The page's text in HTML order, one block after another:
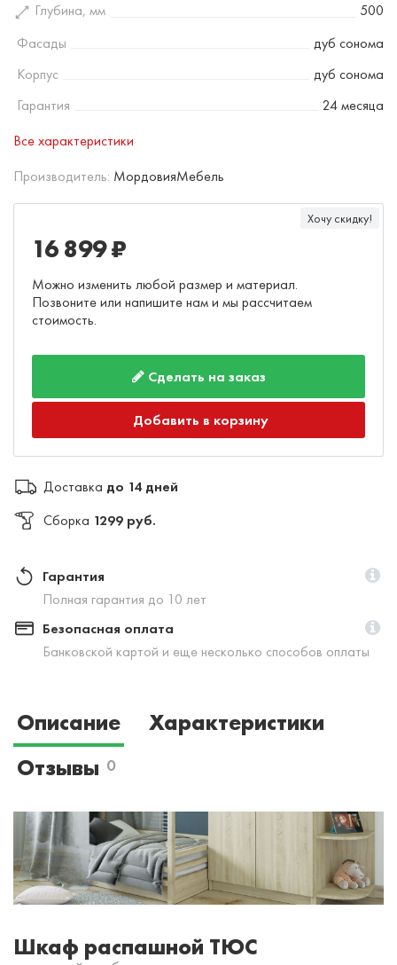
Глубина, мм
500
Фасады
дуб сонома
Корпус
дуб сонома
Гарантия
24 месяца
Все характеристики
Производитель: МордовияМебель
Хочу скидку!
16 899 ₽
Можно изменить любой размер и материал.
Позвоните или напишите нам и мы рассчитаем
стоимость.
Сделать на заказ
Добавить в корзину
Доставка до 14 дней
Сборка 1299 руб.
Гарантия
Полная гарантия до 10 лет
Безопасная оплата
Банковской картой и еще несколько способов оплаты
Описание
Характеристики
Отзывы 0
Шкаф распашной ТЮС